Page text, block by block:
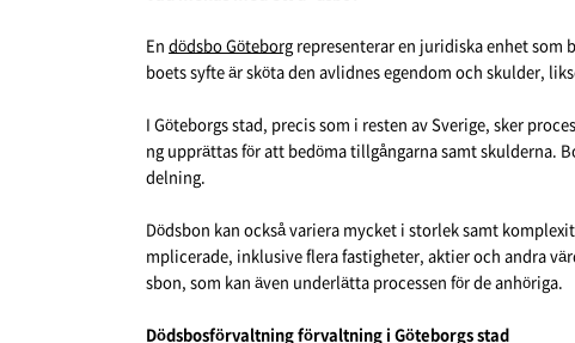
En dödsbo Göteborg representerar en juridiska enhet som
boets syfte är sköta den avlidnes egendom och skulder,
I Göteborgs stad, precis som i resten av Sverige, sker
ng upprättas för att bedöma tillgångarna samt skulderna.
delning.
Dödsbon kan också variera mycket i storlek samt
mplicerade, inklusive flera fastigheter, aktier och andra
sbon, som kan även underlätta processen för de anhöriga.
Dödsbosförvaltning förvaltning i Göteborgs stad